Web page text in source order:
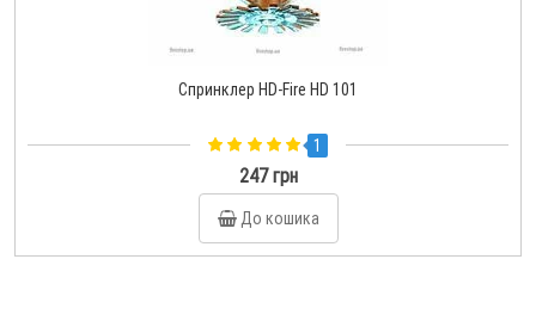
Спринклер HD-Fire HD 101
1
247 грн
До кошика